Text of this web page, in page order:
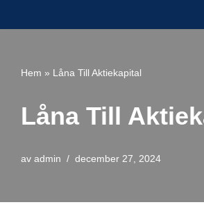
innehåll
Hem » Låna Till Aktiekapital
Låna Till
av admin december 27, 2024